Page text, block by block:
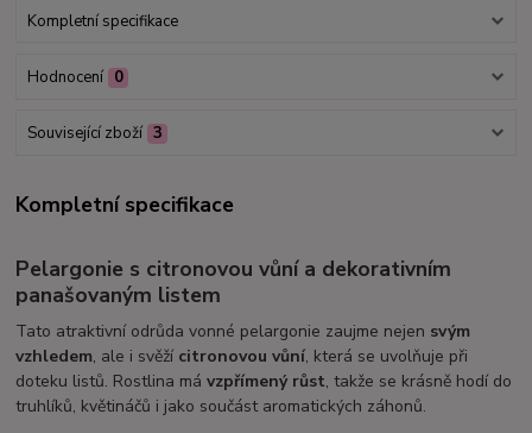
Kompletní specifikace
Hodnocení 0
Související zboží 3
Kompletní specifikace
Pelargonie s citronovou vůní a dekorativním
panašovaným listem
Tato atraktivní odrůda vonné pelargonie zaujme nejen svým
vzhledem, ale i svěží citronovou vůní, která se uvolňuje při
doteku listů. Rostlina mávzpřímený růst, takže se krásně hodí do
truhlíků, květináčů i jako součást aromatických záhonů.